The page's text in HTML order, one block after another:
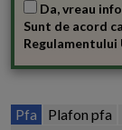
Da, vreau
Sunt de acord
Regulamentului
Pfa Plafon pfa